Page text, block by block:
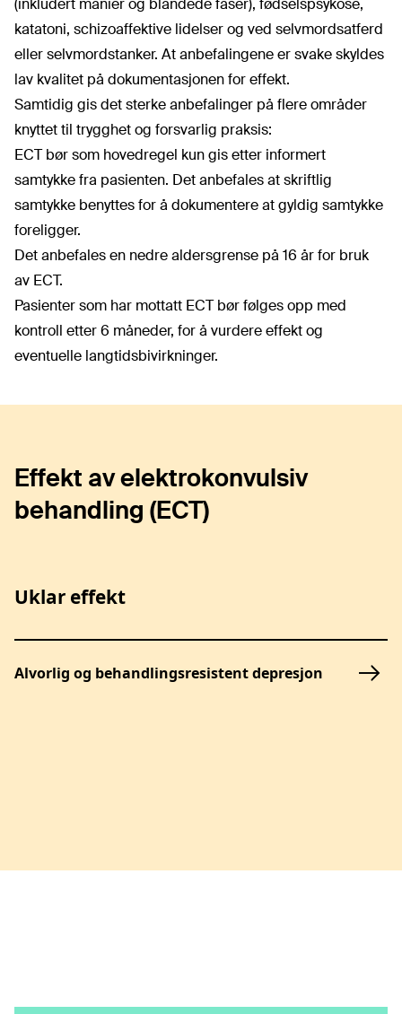
(inkludert manier og blandede faser), fødselspsykose,
katatoni, schizoaffektive lidelser og ved selvmordsatferd
eller selvmordstanker. At anbefalingene er svake skyldes
lav kvalitet på dokumentasjonen for effekt.
Samtidig gis det sterke anbefalinger på flere områder
knyttet til trygghet og forsvarlig praksis:
ECT bør som hovedregel kun gis etter informert
samtykke fra pasienten. Det anbefales at skriftlig
samtykke benyttes for å dokumentere at gyldig samtykke
foreligger.
Det anbefales en nedre aldersgrense på 16 år for bruk
av ECT.
Pasienter som har mottatt ECT bør følges opp med
kontroll etter 6 måneder, for å vurdere effekt og
eventuelle langtidsbivirkninger.
Effekt av elektrokonvulsiv
behandling (ECT)
Uklar effekt
Alvorlig og behandlingsresistent depresjon